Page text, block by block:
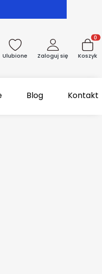
Ulubione Zaloguj się Koszyk
Blog Kontakt